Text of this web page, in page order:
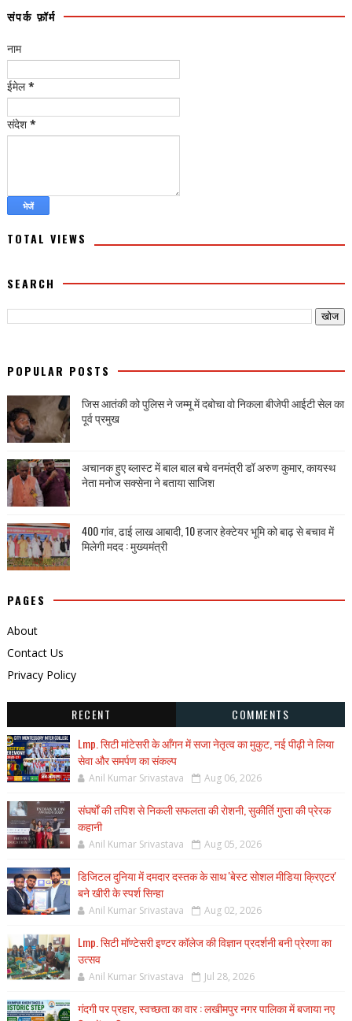
संपर्क फ़ॉर्म
नाम
ईमेल*
संदेश *
TOTAL VIEWS
SEARCH
POPULAR POSTS
जिस आतंकी को पुलिस ने जम्मू में दबोचा वो निकला बीजेपी आईटी सेल का
पूर्व प्रमुख
अचानक हुए ब्लास्ट में बाल बाल बचे वनमंत्री डॉ अरुण कुमार, कायस्थ
नेता मनोज सक्सेना ने बताया साजिश
400 गांव, ढाई लाख आबादी, 10 हजार हेक्टेयर भूमि को बाढ़ से बचाव में
मिलेगी मदद : मुख्यमंत्री
PAGES
About
Contact Us
Privacy Policy
RECENT
COMMENTS
Lmp. सिटी मांटेसरी के आँगन में सजा नेतृत्व का मुकुट, नई पीढ़ी ने लिया
सेवा और समर्पण का संकल्प
Anil Kumar Srivastava Aug 06, 2026
संघर्षों की तपिश से निकली सफलता की रोशनी, सुकीर्ति गुप्ता की प्रेरक
कहानी
Anil Kumar Srivastava Aug 05, 2026
डिजिटल दुनिया में दमदार दस्तक के साथ 'बेस्ट सोशल मीडिया क्रिएटर'
बने खीरी के स्पर्श सिन्हा
Anil Kumar Srivastava Aug 02, 2026
Lmp. सिटी मॉण्टेसरी इण्टर कॉलेज की विज्ञान प्रदर्शनी बनी प्रेरणा का
उत्सव
Anil Kumar Srivastava Jul 28, 2026
गंदगी पर प्रहार, स्वच्छता का वार : लखीमपुर नगर पालिका में बजाया नए